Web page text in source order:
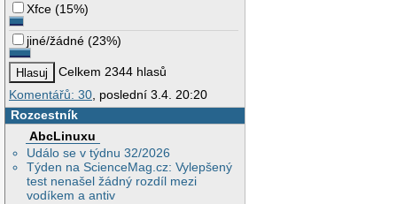
Xfce (15%)
jiné/žádné (23%)
Celkem 2344 hlasů
Komentářů: 30 , poslední 3.4. 20:20
Rozcestník
AbcLinuxu
Událo se v týdnu 32/2026
Týden na ScienceMag.cz: Vylepšený
test nenašel žádný rozdíl mezi
vodíkem a antiv